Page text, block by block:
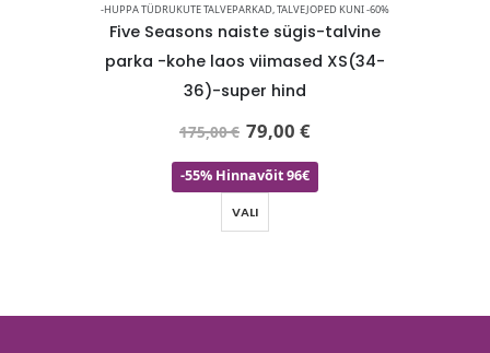
-HUPPA TÜDRUKUTE TALVEPARKAD,TALVEJOPED KUNI -60%
Five Seasons naiste sügis-talvine
parka -kohe laos viimased XS(34-
36)-super hind
175,00€ 79,00€
-55% Hinnavõit 96€
VALI